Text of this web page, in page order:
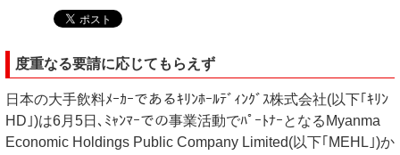
度重なる要請に応じてもらえず
日本の大手飲料ﾒｰｶｰであるｷﾘﾝﾎｰﾙﾃﾞｨﾝｸﾞｽ株式会社(以下｢ｷﾘﾝ
HD｣)は6月5日､ﾐｬﾝﾏｰでの事業活動でﾊﾟｰﾄﾅｰとなるMyanma
Economic Holdings Public Company Limited(以下｢MEHL｣)か